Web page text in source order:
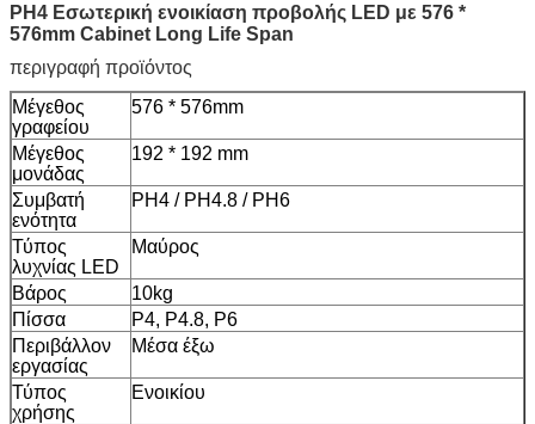
PH4 Εσωτερική ενοικίαση προβολής LED με 576 *
576mm Cabinet Long Life Span
περιγραφή προϊόντος
Μέγεθος
γραφείου
576 * 576mm
Μέγεθος
μονάδας
192 * 192 mm
Συμβατή
ενότητα
PH4 / PH4.8 / PH6
Τύπος
λυχνίας LED
Μαύρος
Βάρος
10kg
Πίσσα
Ρ4, Ρ4.8, Ρ6
Περιβάλλον
εργασίας
Μέσα έξω
Τύπος
χρήσης
Ενοικίου